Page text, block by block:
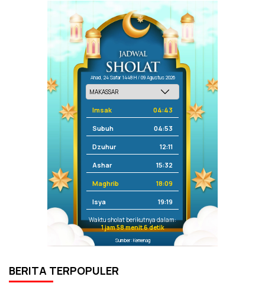
Ahad, 24 Safar 1448 H / 09 Agustus 2026
Imsak 04:43
Subuh 04:53
Dzuhur 12:11
Ashar 15:32
Maghrib 18:09
Isya 19:19
Waktu sholat berikutnya dalam:
1 jam 58 menit 5 detik
Sumber: Kemenag
BERITA TERPOPULER